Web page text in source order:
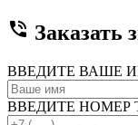
phone_in_talk Заказать
ВВЕДИТЕ ВАШЕ
ВВЕДИТЕ НОМЕР